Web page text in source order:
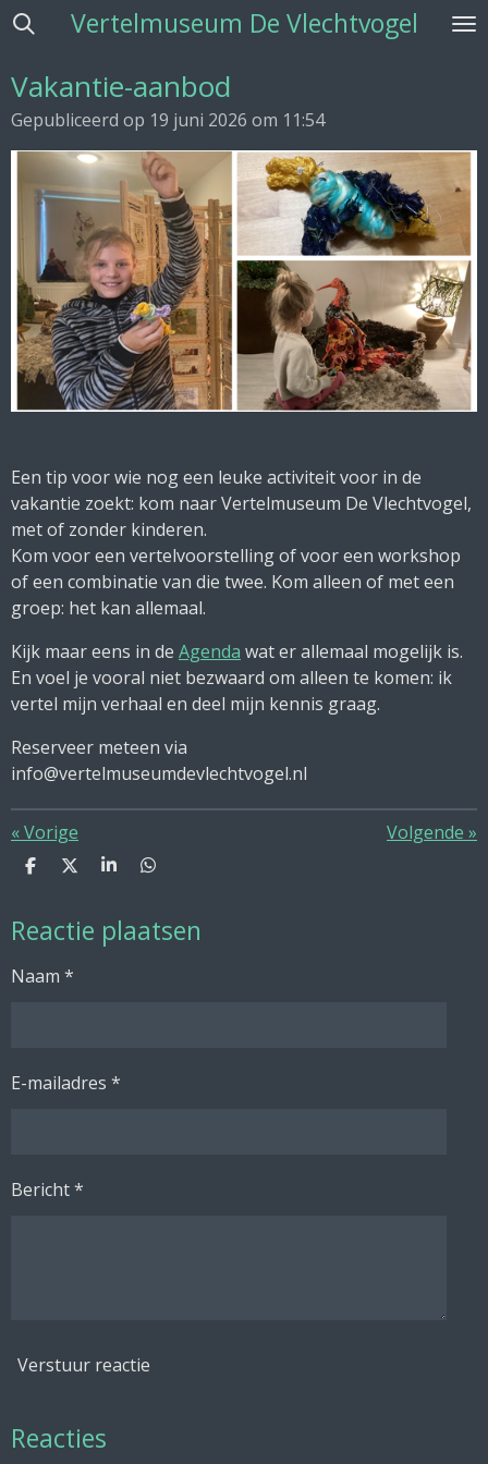
Ga
naar
de
hoofdinhoud
Vertelmuseum De Vlechtvogel
Vakantie-aanbod
Gepubliceerd op 19 juni 2026 om 11:54
Een tip voor wie nog een leuke activiteit voor in de
vakantie zoekt: kom naar Vertelmuseum De Vlechtvogel,
met of zonder kinderen.
Kom voor een vertelvoorstelling of voor een workshop
of een combinatie van die twee. Kom alleen of met een
groep: het kan allemaal.
Kijk maar eens in de Agenda wat er allemaal mogelijk is.
En voel je vooral niet bezwaard om alleen te komen: ik
vertel mijn verhaal en deel mijn kennis graag.
Reserveer meteen via
info@vertelmuseumdevlechtvogel.nl
«Vorige Volgende »
D
e
n
D
l
S
r
e
D
e
n
Reactie plaatsen
Naam *
E-mailadres *
Bericht *
Verstuur reactie
Reacties